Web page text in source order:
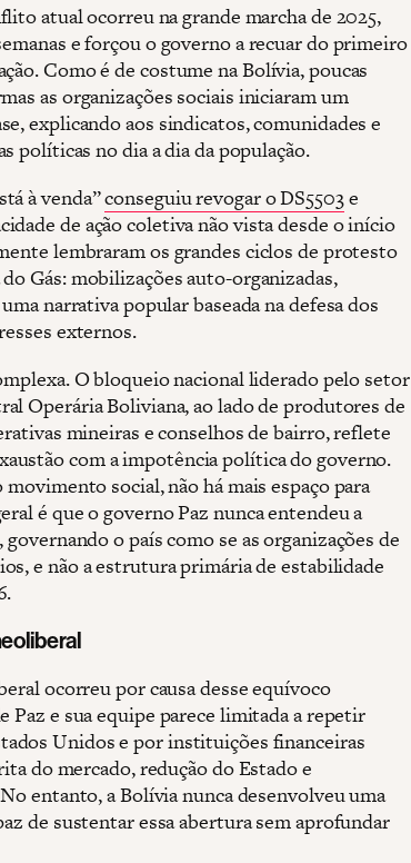
atual ocorreu na grande marcha de 2025,
e forçou o governo a recuar do primeiro
Como é de costume na Bolívia, poucas
as organizações sociais iniciaram um
explicando aos sindicatos, comunidades e
políticas no dia a dia da população.
à venda”conseguiu revogar o DS5503e
de ação coletiva não vista desde o início
lembraram os grandes ciclos de protesto
Gás: mobilizações auto-organizadas,
narrativa popular baseada na defesa dos
externos.
O bloqueio nacional liderado pelo setor
Operária Boliviana, ao lado de produtores de
mineiras e conselhos de bairro, reflete
com a impotência política do governo.
social, não há mais espaço para
é que o governo Paz nunca entendeu a
o país como se as organizações de
e não a estrutura primária de estabilidade
ocorreu por causa desse equívoco
Paz e sua equipe parece limitada a repetir
Unidos e por instituições financeiras
do mercado, redução do Estado e
entanto, a Bolívia nunca desenvolveu uma
de sustentar essa abertura sem aprofundar